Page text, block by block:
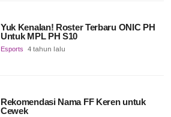
Yuk Kenalan! Roster Terbaru ONIC PH
Untuk MPL PH S10
Esports 4 tahun lalu
Rekomendasi Nama FF Keren untuk
Cewek